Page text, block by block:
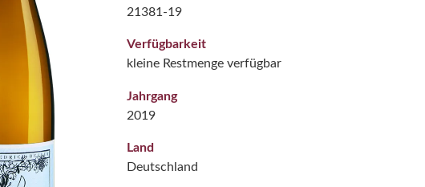
21381-19
Verfügbarkeit
kleine Restmenge verfügbar
Jahrgang
2019
Land
Deutschland